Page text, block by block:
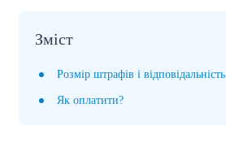
Зміст
Розмір штрафів і відповідальність
Як оплатити?